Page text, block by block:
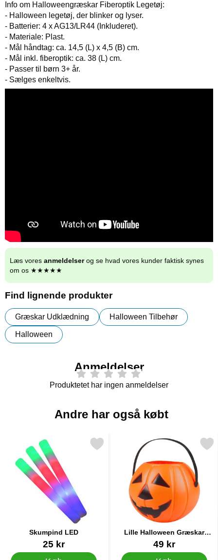
Info om Halloweengræskar Fiberoptik Legetøj:
- Halloween legetøj, der blinker og lyser.
- Batterier: 4 x AG13/LR44 (Inkluderet).
- Materiale: Plast.
- Mål håndtag: ca. 14,5 (L) x 4,5 (B) cm.
- Mål inkl. fiberoptik: ca. 38 (L) cm.
- Passer til børn 3+ år.
- Sælges enkeltvis.
Læs vores anmeldelserog se hvad vores kunder faktisk synes
om os ★★★★★
Find lignende produkter
Græskar Udklædning Halloween Tilbehør
Halloween
Anmeldelser
Produktetet har ingen anmeldelser
Andre har også købt
Skumpind LED
Varenr 3518325 kr
Markér skumpind LED som favorit
Lille Halloween Græskar
Slikspand
Varenr 3859549 kr
Markér lille Halloween